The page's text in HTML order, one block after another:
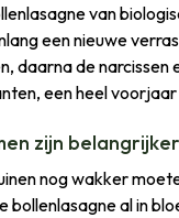
van
een nieuwe
daarna de narcissen
een heel
zijn
nog wakker
bollenlasagne al in